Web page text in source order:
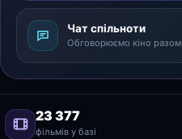
Чат спільноти
Обговорюємо кіно разом
23 377
фільмів у базі